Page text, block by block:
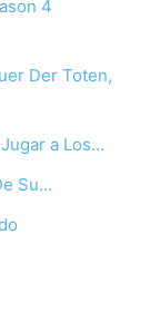
4
Der Toten,
a Los…
Su…